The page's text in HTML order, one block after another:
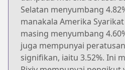
Selatan menyumbang
manakala Amerika
masing menyumbang
juga mempunyai
signifikan, iaitu 3.52%. Ini